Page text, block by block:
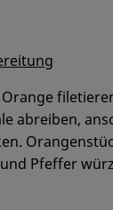
Orange
abreiben,
und Pfeffer